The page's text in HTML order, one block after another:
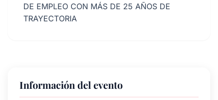
DE EMPLEO CON MÁS DE 25 AÑOS DE
TRAYECTORIA
Información del evento